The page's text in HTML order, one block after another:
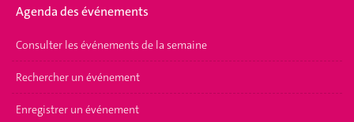
Agenda des événements
Consulter les événements de la semaine
Rechercher un événement
Enregistrer un événement